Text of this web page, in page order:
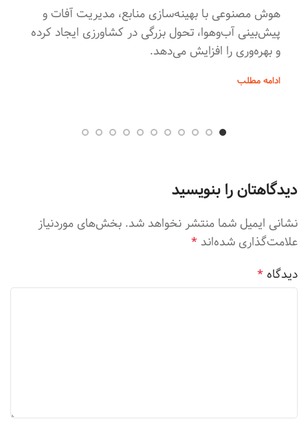
هوش مصنوعی با بهینه‌سازی منابع، مدیریت آفات و
پیش‌بینی آب‌وهوا، تحول بزرگی در کشاورزی ایجاد کرده
و بهره‌وری را افزایش می‌دهد.
ادامه مطلب
دیدگاهتان را بنویسید
نشانی ایمیل شما منتشر نخواهد شد. بخش‌های موردنیاز
علامت‌گذاری شده‌اند *
دیدگاه *